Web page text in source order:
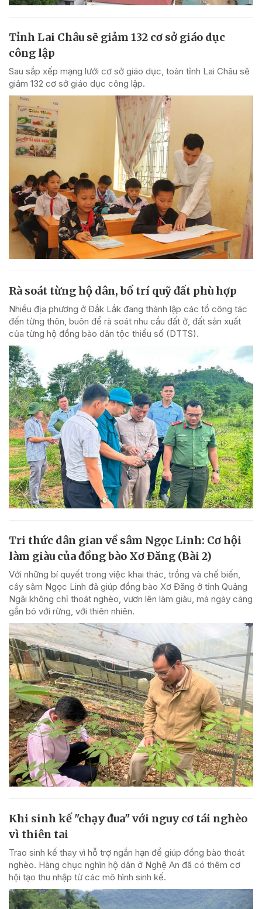
Tỉnh Lai Châu sẽ giảm 132 cơ sở giáo dục
công lập
Sau sắp xếp mạng lưới cơ sở giáo dục, toàn tỉnh Lai Châu sẽ
giảm 132 cơ sở giáo dục công lập.
Rà soát từng hộ dân, bố trí quỹ đất phù hợp
Nhiều địa phương ở Đắk Lắk đang thành lập các tổ công tác
đến từng thôn, buôn để rà soát nhu cầu đất ở, đất sản xuất
của từng hộ đồng bào dân tộc thiểu số (DTTS).
Tri thức dân gian về sâm Ngọc Linh: Cơ hội
làm giàu của đồng bào Xơ Đăng (Bài 2)
Với những bí quyết trong việc khai thác, trồng và chế biến,
cây sâm Ngọc Linh đã giúp đồng bào Xơ Đăng ở tỉnh Quảng
Ngãi không chỉ thoát nghèo, vươn lên làm giàu, mà ngày càng
gắn bó với rừng, với thiên nhiên.
Khi sinh kế "chạy đua" với nguy cơ tái nghèo
vì thiên tai
Trao sinh kế thay vì hỗ trợ ngắn hạn để giúp đồng bào thoát
nghèo. Hàng chục nghìn hộ dân ở Nghệ An đã có thêm cơ
hội tạo thu nhập từ các mô hình sinh kế.